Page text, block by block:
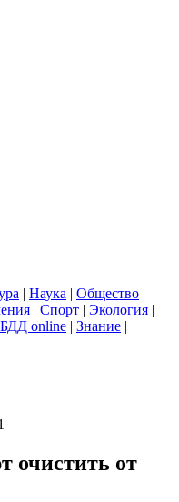
| Наука | Общество |
| Спорт | Экология |
online | Знание |
очистить от